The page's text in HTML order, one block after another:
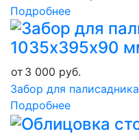
Подробнее
от 3 000 руб.
Забор для
Подробнее